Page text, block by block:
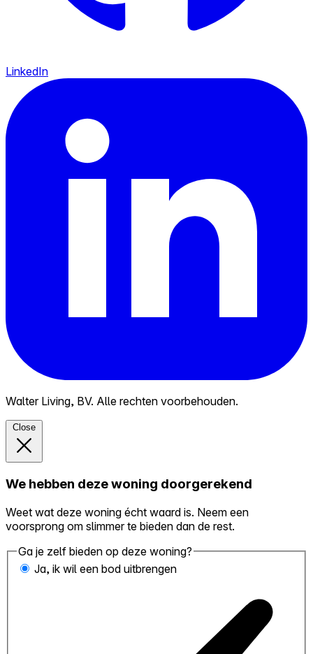
LinkedIn
Walter Living, BV. Alle rechten voorbehouden.
Close
We hebben deze woning doorgerekend
Weet wat deze woning écht waard is. Neem een
voorsprong om slimmer te bieden dan de rest.
Ga je zelf bieden op deze woning?
Ja, ik wil een bod uitbrengen